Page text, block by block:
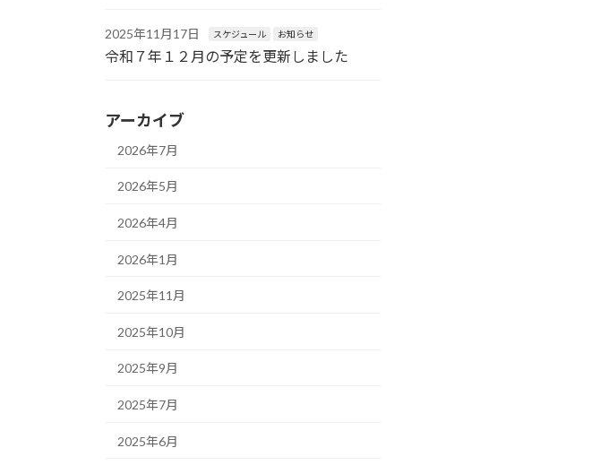
2025年11月17日 スケジュール お知らせ
令和７年１２月の予定を更新しました
アーカイブ
2026年7月
2026年5月
2026年4月
2026年1月
2025年11月
2025年10月
2025年9月
2025年7月
2025年6月